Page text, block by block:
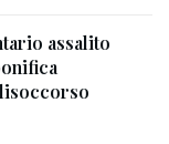
assalito